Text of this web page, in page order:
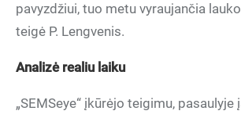
pavyzdžiui, tuo metu vyraujančia
teigė P. Lengvenis.
Analizė realiu laiku
„SEMSeye“ įkūrėjo teigimu,